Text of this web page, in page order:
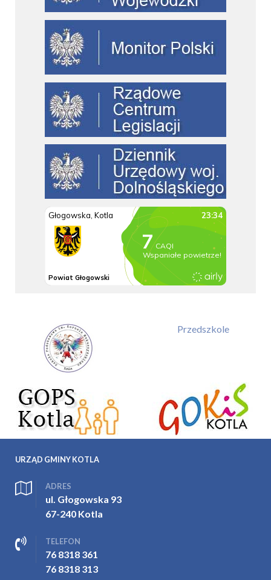
Przedszkole
URZĄD GMINY KOTLA
ADRES
ul. Głogowska 93
67-240 Kotla
TELEFON
76 8318 361
76 8318 313